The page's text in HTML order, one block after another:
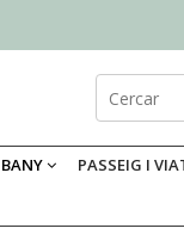
PASSEIG I